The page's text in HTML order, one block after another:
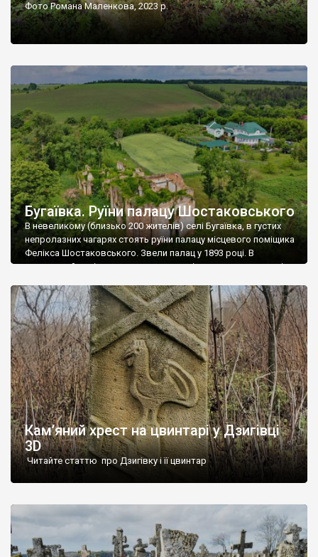
Фото Романа Маленкова, 2023 р.
Бугаївка. Руїни палацу Шостаковського
В невеликому (близько 200 жителів) селі Бугаївка, в густих
непролазних чагарях стоять руїни палацу місцевого поміщика
Фелікса Шостаковського. Звели палац у 1893 році. В
радянський період у ньому спочатку містилася школа, потім
століття тут розмістили туберкульозну лікарню. Коли із
палацу виїхала лікарня – ми точно не […]
Кам’яний хрест на цвинтарі у Дзигівці
3D
Читайте статтю про Дзигівку і її цвинтар